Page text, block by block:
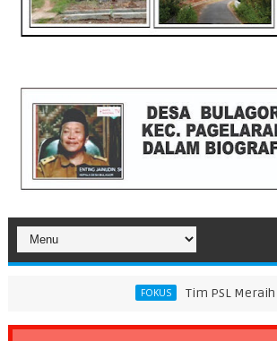
Tim PSL Meraih Juara di
Standar Operasional Kapal